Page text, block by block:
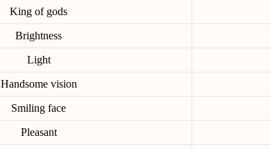
King of gods
Brightness
Light
Handsome vision
Smiling face
Pleasant